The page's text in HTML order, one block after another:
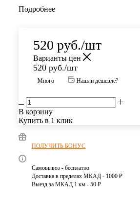
Подробнее
520 руб./шт
Варианты цен
520 руб./шт
Много Нашли дешевле?
В корзину
Купить в 1 клик
ПОЛУЧИТЬ БОНУС
Самовывоз - бесплатно
Доставка в пределах МКАД - 1000 ₽
Выезд за МКАД 1 км - 50 ₽